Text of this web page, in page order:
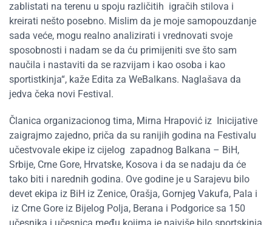
zablistati na terenu u spoju različitih igračih stilova i
kreirati nešto posebno. Mislim da je moje samopouzdanje
sada veće, mogu realno analizirati i vrednovati svoje
sposobnosti i nadam se da ću primijeniti sve što sam
naučila i nastaviti da se razvijam i kao osoba i kao
sportistkinja“, kaže Edita za WeBalkans. Naglašava da
jedva čeka novi Festival.
Članica organizacionog tima, Mirna Hrapović iz Inicijative
zaigrajmo zajedno, priča da su ranijih godina na Festivalu
učestvovale ekipe iz cijelog zapadnog Balkana – BiH,
Srbije, Crne Gore, Hrvatske, Kosova i da se nadaju da će
tako biti i narednih godina. Ove godine je u Sarajevu bilo
devet ekipa iz BiH iz Zenice, Orašja, Gornjeg Vakufa, Pala i
iz Crne Gore iz Bijelog Polja, Berana i Podgorice sa 150